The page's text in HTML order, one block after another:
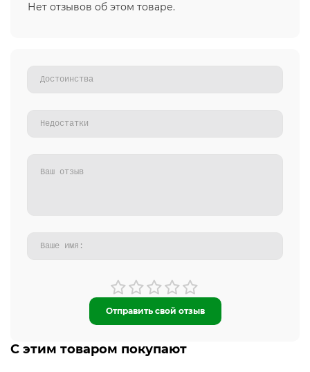
Нет отзывов об этом товаре.
Отправить свой отзыв
С этим товаром покупают